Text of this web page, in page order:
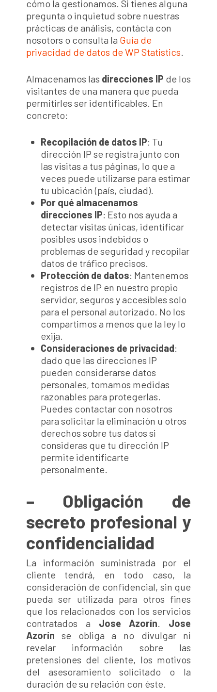
cómo la gestionamos. Si tienes alguna
pregunta o inquietud sobre nuestras
prácticas de análisis, contácta con
nosotors o consulta la Guía de
privacidad de datos de WP Statistics.
Almacenamos las direcciones IP de los
visitantes de una manera que pueda
permitirles ser identificables. En
concreto:
Recopilación de datos IP: Tu
dirección IP se registra junto con
las visitas a tus páginas, lo que a
veces puede utilizarse para estimar
tu ubicación (país, ciudad).
Por qué almacenamos
direcciones IP: Esto nos ayuda a
detectar visitas únicas, identificar
posibles usos indebidos o
problemas de seguridad y recopilar
datos de tráfico precisos.
Protección de datos: Mantenemos
registros de IP en nuestro propio
servidor, seguros y accesibles solo
para el personal autorizado. No los
compartimos a menos que la ley lo
exija.
Consideraciones de privacidad:
dado que las direcciones IP
pueden considerarse datos
personales, tomamos medidas
razonables para protegerlas.
Puedes contactar con nosotros
para solicitar la eliminación u otros
derechos sobre tus datos si
consideras que tu dirección IP
permite identificarte
personalmente.
– Obligación de
secreto profesional y
confidencialidad
La información suministrada por el
cliente tendrá, en todo caso, la
consideración de confidencial, sin que
pueda ser utilizada para otros fines
que los relacionados con los servicios
contratados a Jose Azorín. Jose
Azorín se obliga a no divulgar ni
revelar información sobre las
pretensiones del cliente, los motivos
del asesoramiento solicitado o la
duración de su relación con éste.